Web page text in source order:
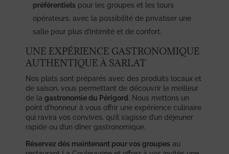
préférentiels pour les groupes et les tours
opérateurs, avec la possibilité de privatiser une
salle pour plus d’intimité et de confort.
UNE EXPÉRIENCE GASTRONOMIQUE
AUTHENTIQUE À SARLAT
Nos plats sont préparés avec des produits locaux et
de saison, vous permettant de découvrir le meilleur
de la gastronomie du Périgord . Nous mettons un
point d’honneur à vous offrir une expérience culinaire
qui ravira vos convives, qu’il s’agisse d’un déjeuner
rapide ou d’un dîner gastronomique.
Réservez dès maintenant pour vos groupes au